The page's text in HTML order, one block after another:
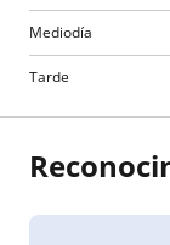
Mediodía
Tarde